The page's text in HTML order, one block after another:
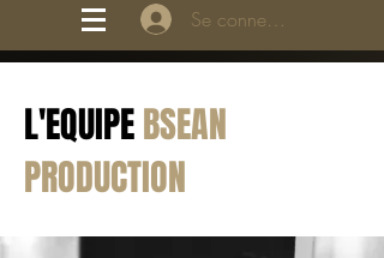
Se connecter
L'EQUIPEBSEAN
PRODUCTION